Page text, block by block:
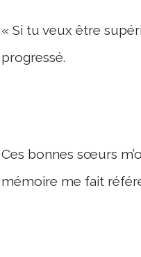
« Si tu veux être
progressé.
Ces bonnes sœurs
mémoire me fait